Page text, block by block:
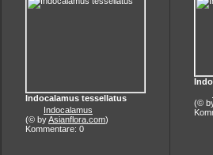
Indocalamus tessellatus
Indocalamus
(© byAsianflora.com)
Kommentare: 0
(©